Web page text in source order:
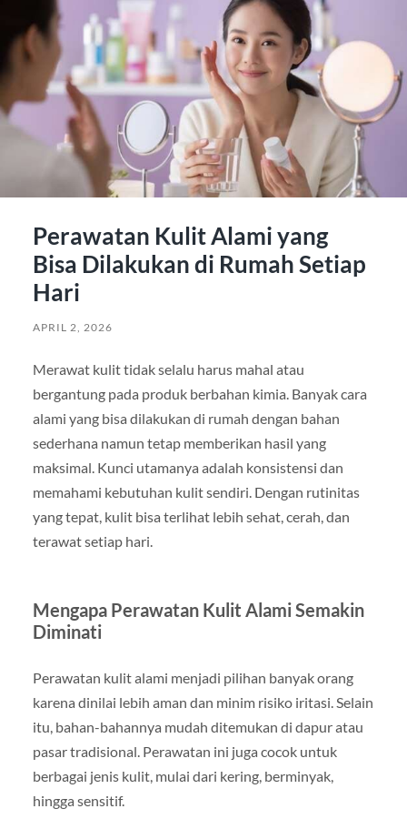
Perawatan Kulit Alami yang
Bisa Dilakukan di Rumah Setiap
Hari
APRIL 2, 2026
Merawat kulit tidak selalu harus mahal atau
bergantung pada produk berbahan kimia. Banyak cara
alami yang bisa dilakukan di rumah dengan bahan
sederhana namun tetap memberikan hasil yang
maksimal. Kunci utamanya adalah konsistensi dan
memahami kebutuhan kulit sendiri. Dengan rutinitas
yang tepat, kulit bisa terlihat lebih sehat, cerah, dan
terawat setiap hari.
Mengapa Perawatan Kulit Alami Semakin
Diminati
Perawatan kulit alami menjadi pilihan banyak orang
karena dinilai lebih aman dan minim risiko iritasi. Selain
itu, bahan-bahannya mudah ditemukan di dapur atau
pasar tradisional. Perawatan ini juga cocok untuk
berbagai jenis kulit, mulai dari kering, berminyak,
hingga sensitif.